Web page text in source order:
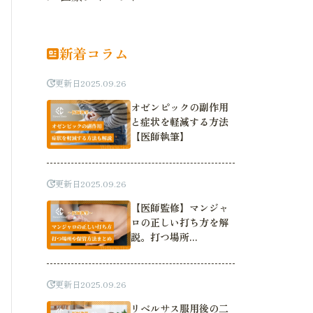
新着コラム
更新日2025.09.26
オゼンピックの副作用
と症状を軽減する方法
【医師執筆】
更新日2025.09.26
【医師監修】マンジャ
ロの正しい打ち方を解
説。打つ場所...
更新日2025.09.26
リベルサス服用後の二